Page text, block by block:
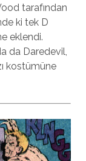
tarafından
ki tek D
eklendi.
da Daredevil,
kostümüne